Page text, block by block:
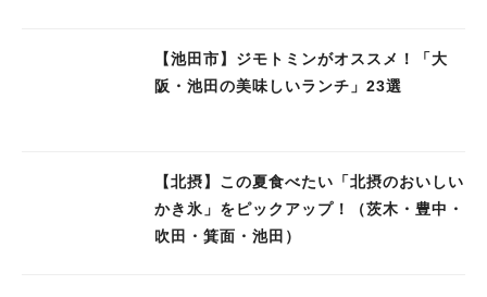
【池田市】ジモトミンがオススメ！「大
阪・池田の美味しいランチ」23選
【北摂】この夏食べたい「北摂のおいしい
かき氷」をピックアップ！（茨木・豊中・
吹田・箕面・池田）